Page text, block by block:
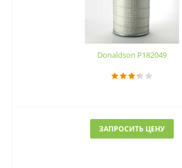
Donaldson P182049
ЗАПРОСИТЬ ЦЕНУ